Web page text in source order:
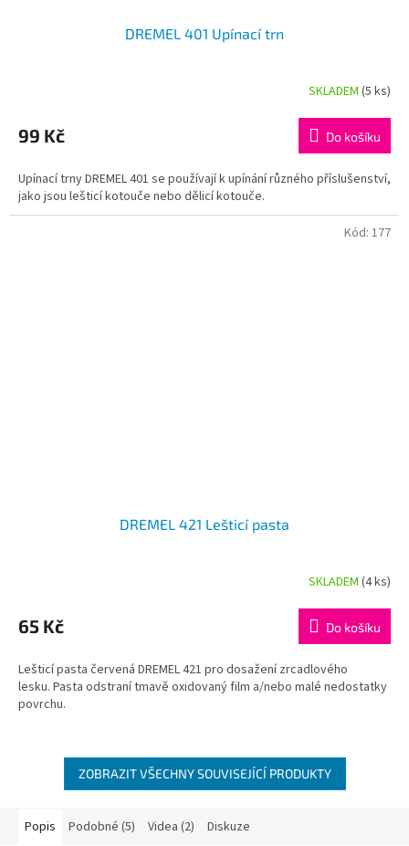
DREMEL 401 Upínací trn
SKLADEM (5 ks)
99 Kč Do košíku
Upínací trny DREMEL 401 se používají k upínání různého příslušenství,
jako jsou lešticí kotouče nebo dělicí kotouče.
DREMEL 421 Lešticí pasta
SKLADEM (4 ks)
65 Kč Do košíku
Lešticí pasta červená DREMEL 421 pro dosažení zrcadlového
lesku. Pasta odstraní tmavě oxidovaný film a/nebo malé nedostatky
povrchu.
Kód: 177
ZOBRAZIT VŠECHNY SOUVISEJÍCÍ PRODUKTY
Popis Podobné (5) Videa (2) Diskuze